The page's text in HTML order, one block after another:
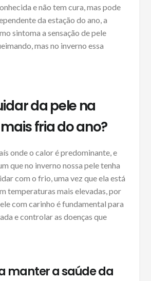
e não tem cura, mas pode
da estação do ano, a
sintoma a sensação de pele
mas no inverno essa
da pele na
fria do ano?
onde o calor é predominante, e
que no inverno nossa pele tenha
com o frio, uma vez que ela está
temperaturas mais elevadas, por
com carinho é fundamental para
e controlar as doenças que
manter a saúde da